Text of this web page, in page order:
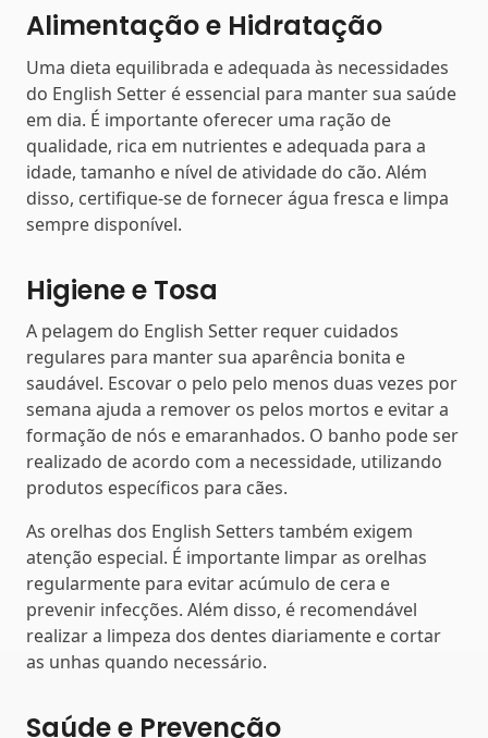
Alimentação e Hidratação
Uma dieta equilibrada e adequada às necessidades
do English Setter é essencial para manter sua saúde
em dia. É importante oferecer uma ração de
qualidade, rica em nutrientes e adequada para a
idade, tamanho e nível de atividade do cão. Além
disso, certifique-se de fornecer água fresca e limpa
sempre disponível.
Higiene e Tosa
A pelagem do English Setter requer cuidados
regulares para manter sua aparência bonita e
saudável. Escovar o pelo pelo menos duas vezes por
semana ajuda a remover os pelos mortos e evitar a
formação de nós e emaranhados. O banho pode ser
realizado de acordo com a necessidade, utilizando
produtos específicos para cães.
As orelhas dos English Setters também exigem
atenção especial. É importante limpar as orelhas
regularmente para evitar acúmulo de cera e
prevenir infecções. Além disso, é recomendável
realizar a limpeza dos dentes diariamente e cortar
as unhas quando necessário.
Saúde e Prevenção